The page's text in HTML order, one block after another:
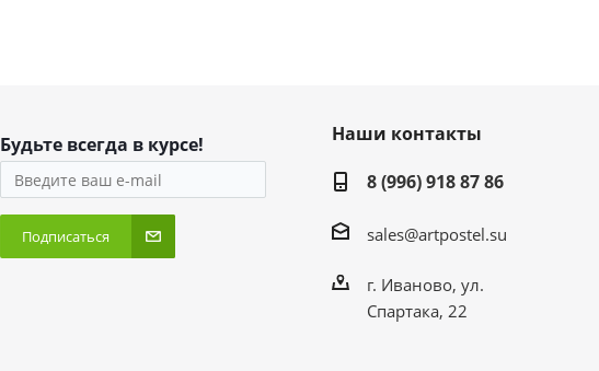
Будьте всегда в курсе!
Подписаться
Наши контакты
8 (996) 918 87 86
sales@artpostel.su
г. Иваново, ул.
Спартака, 22